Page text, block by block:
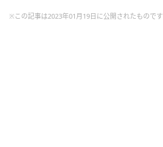
※この記事は2023年01月19日に公開されたものです